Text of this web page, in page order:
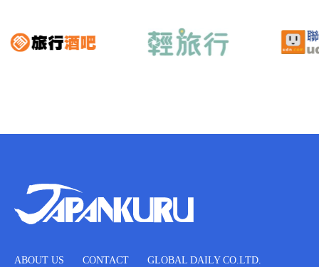
ABOUT US CONTACT GLOBAL DAILY CO.LTD.